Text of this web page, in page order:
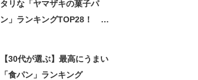
タリな「ヤマザキの菓子パ
ン」ランキングTOP28！ 第
【30代が選ぶ】最高にうまい
「食パン」ランキング